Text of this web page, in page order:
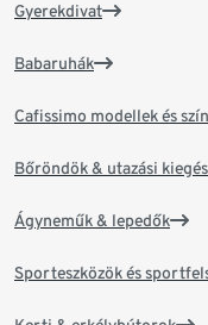
Gyerekdivat
Babaruhák
Cafissimo modellek és
Bőröndök & utazási
Ágyneműk & lepedők
Sporteszközök és